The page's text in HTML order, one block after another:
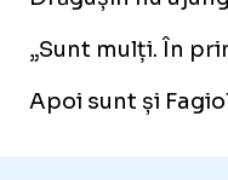
„Sunt mulți. În
Apoi sunt și